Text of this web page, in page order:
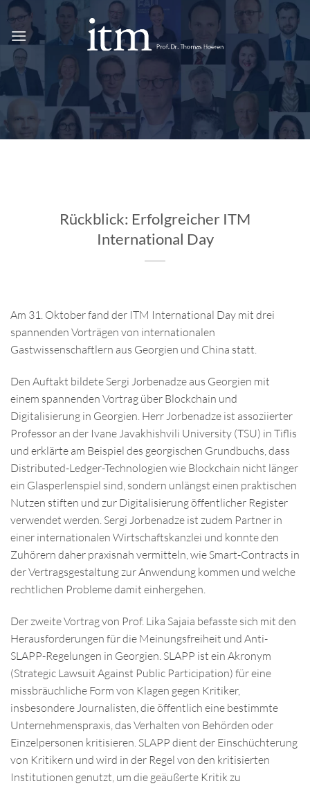
Zum
springen
Rückblick: Erfolgreicher ITM
International Day
Am 31. Oktober fand der ITM International Day mit drei
spannenden Vorträgen von internationalen
Gastwissenschaftlern aus Georgien und China statt.
Den Auftakt bildete Sergi Jorbenadze aus Georgien mit
einem spannenden Vortrag über Blockchain und
Digitalisierung in Georgien. Herr Jorbenadze ist assoziierter
Professor an der Ivane Javakhishvili University (TSU) in Tiflis
und erklärte am Beispiel des georgischen Grundbuchs, dass
Distributed-Ledger-Technologien wie Blockchain nicht länger
ein Glasperlenspiel sind, sondern unlängst einen praktischen
Nutzen stiften und zur Digitalisierung öffentlicher Register
verwendet werden. Sergi Jorbenadze ist zudem Partner in
einer internationalen Wirtschaftskanzlei und konnte den
Zuhörern daher praxisnah vermitteln, wie Smart-Contracts in
der Vertragsgestaltung zur Anwendung kommen und welche
rechtlichen Probleme damit einhergehen.
Der zweite Vortrag von Prof. Lika Sajaia befasste sich mit den
Herausforderungen für die Meinungsfreiheit und Anti-
SLAPP-Regelungen in Georgien. SLAPP ist ein Akronym
(Strategic Lawsuit Against Public Participation) für eine
missbräuchliche Form von Klagen gegen Kritiker,
insbesondere Journalisten, die öffentlich eine bestimmte
Unternehmenspraxis, das Verhalten von Behörden oder
Einzelpersonen kritisieren. SLAPP dient der Einschüchterung
von Kritikern und wird in der Regel von den kritisierten
Institutionen genutzt, um die geäußerte Kritik zu